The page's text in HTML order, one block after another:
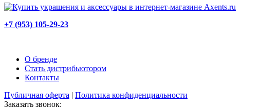
+7 (953) 105-29-23
О бренде
Стать дистрибьютором
Контакты
Публичная оферта | Политика конфиденциальности
Заказать звонок: